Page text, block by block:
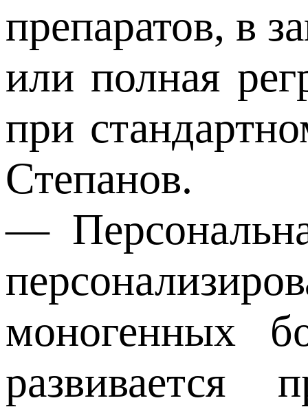
препаратов, в
или полная
при
Степанов.
—
моногенных
развивается